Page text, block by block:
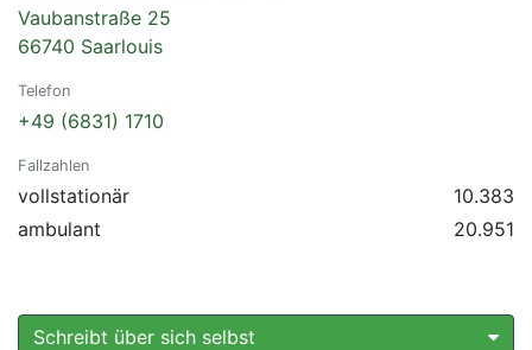
Vaubanstraße 25
66740 Saarlouis
Telefon
+49 (6831) 1710
Fallzahlen
vollstationär
10.383
ambulant
20.951
Schreibt über sich selbst